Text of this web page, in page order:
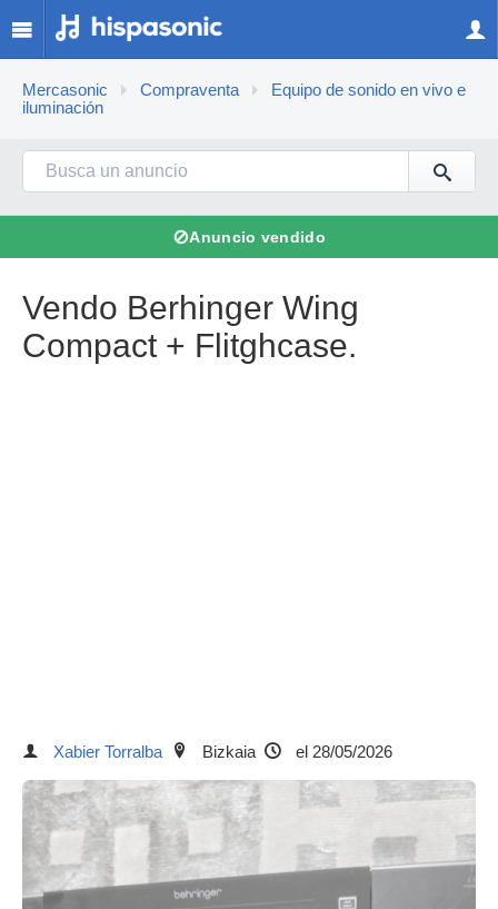
Mercasonic Compraventa
Equipo de sonido en vivo e
iluminación
⊘Anuncio vendido
Vendo Berhinger Wing
Compact + Flitghcase.
Xabier Torralba Bizkaia el 28/05/2026